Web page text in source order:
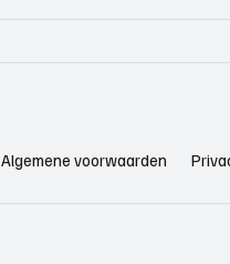
Algemene voorwaarden